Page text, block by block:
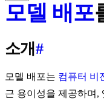
모델 배포
소개#
모델 배포는 컴퓨터 비
근 용이성을 제공하며,